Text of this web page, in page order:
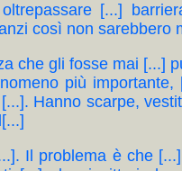
[...]
così non sarebbero
che gli fosse mai [...]
più
Hanno scarpe,
Il problema è che